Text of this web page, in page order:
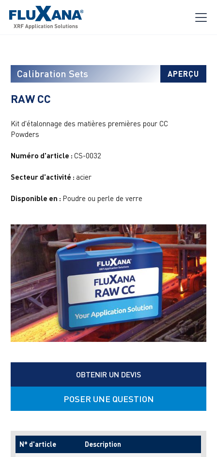
Calibration Sets APERÇU
RAW CC
Kit d'étalonnage des matières premières pour CC
Powders
Numéro d'article :CS-0032
Secteur d'activité : acier
Disponible en : Poudre ou perle de verre
OBTENIR UN DEVIS
POSER UNE QUESTION
N° d'article Description